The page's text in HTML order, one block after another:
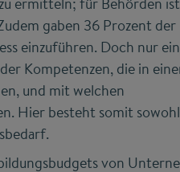
gaben 36 Prozent der
einzuführen. Doch nur ein
Kompetenzen, die in
und mit welchen
Hier besteht somit
von